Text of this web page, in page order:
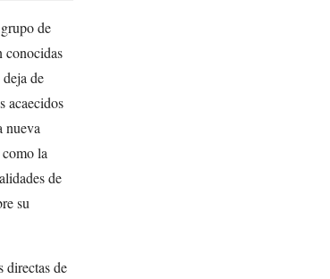
de
conocidas
de
acaecidos
nueva
la
de
su
directas de